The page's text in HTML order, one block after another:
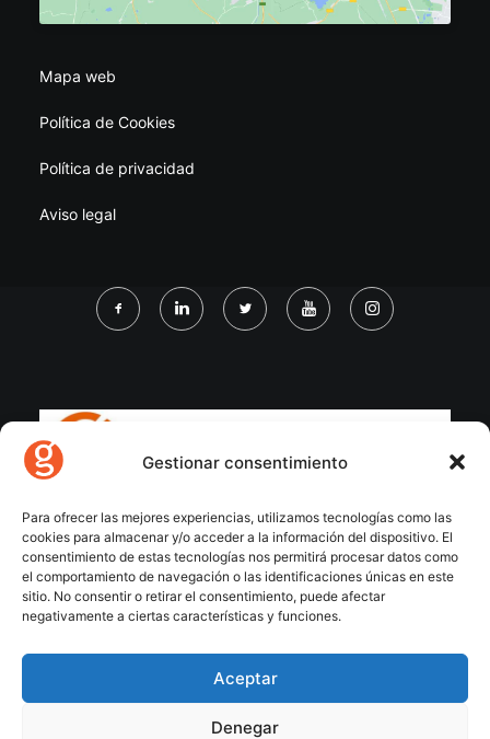
Gestionar consentimiento
Para ofrecer las mejores experiencias, utilizamos tecnologías como las
cookies para almacenar y/o acceder a la información del dispositivo. El
consentimiento de estas tecnologías nos permitirá procesar datos como
el comportamiento de navegación o las identificaciones únicas en este
sitio. No consentir o retirar el consentimiento, puede afectar
negativamente a ciertas características y funciones.
Aceptar
Denegar
Mapa web
Política de Cookies
Política de privacidad
Aviso legal